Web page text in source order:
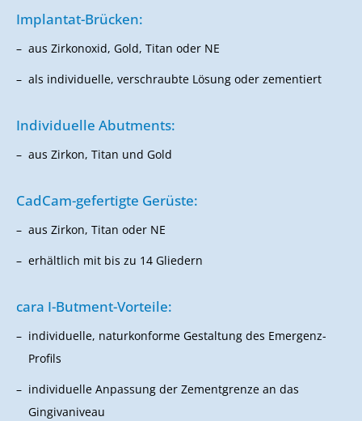
Implantat-Brücken:
aus Zirkonoxid, Gold, Titan oder NE
als individuelle, verschraubte Lösung oder zementiert
Individuelle Abutments:
aus Zirkon, Titan und Gold
CadCam-gefertigte Gerüste:
aus Zirkon, Titan oder NE
erhältlich mit bis zu 14 Gliedern
cara I-Butment-Vorteile:
individuelle, naturkonforme Gestaltung des Emergenz-
Profils
individuelle Anpassung der Zementgrenze an das
Gingivaniveau